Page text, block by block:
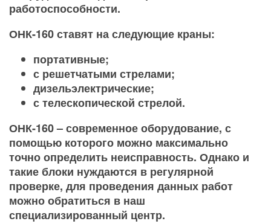
работоспособности.
ОНК-160 ставят на следующие краны:
портативные;
с решетчатыми стрелами;
дизельэлектрические;
с телескопической стрелой.
ОНК-160 – современное оборудование, с
помощью которого можно максимально
точно определить неисправность. Однако и
такие блоки нуждаются в регулярной
проверке, для проведения данных работ
можно обратиться в наш
специализированный центр.